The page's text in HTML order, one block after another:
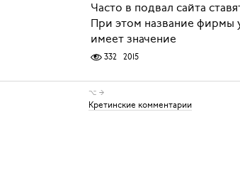
Часто в подвал сайта
При этом название фирмы
имеет значение
332 2015
⌥ →
Кретинские комментарии